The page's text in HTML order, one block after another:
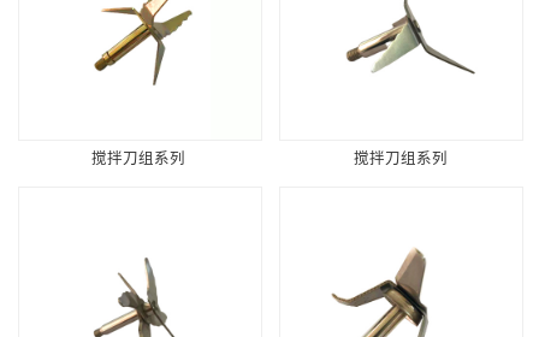
搅拌刀组系列 搅拌刀组系列